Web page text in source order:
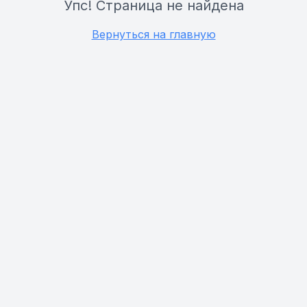
Упс! Страница не найдена
Вернуться на главную